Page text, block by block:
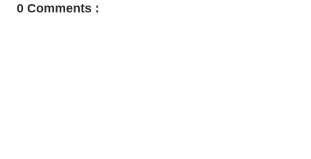
0 Comments :